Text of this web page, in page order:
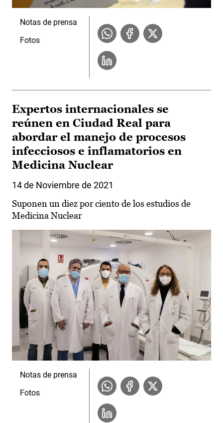
Notas de prensa
Fotos
Expertos internacionales se
reúnen en Ciudad Real para
abordar el manejo de procesos
infecciosos e inflamatorios en
Medicina Nuclear
14 de Noviembre de 2021
Suponen un diez por ciento de los estudios de
Medicina Nuclear
Notas de prensa
Fotos